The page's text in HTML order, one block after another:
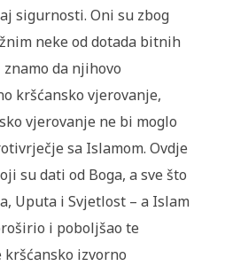
sigurnosti. Oni su zbog
neke od dotada bitnih
da njihovo
kršćansko vjerovanje,
vjerovanje ne bi moglo
sa Islamom. Ovdje
su dati od Boga, a sve što
Uputa i Svjetlost – a Islam
i poboljšao te
izvorno